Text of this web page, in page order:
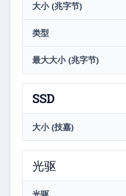
大小 (兆字节)
类型
最大大小 (兆字节)
SSD
大小 (技嘉)
光驱